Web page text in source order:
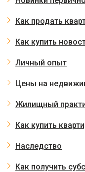
Как продать
Как купить
Личный опыт
Цены на
Жилищный
Как купить
Наследство
Как получить